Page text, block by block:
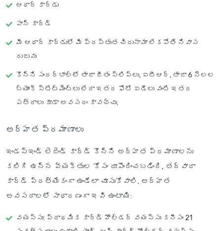
ఆధార్ కార్డు
పాన్ కార్డ్
మీ ఆధార్ కార్డులో మీ ప్రస్తుత చిరునామా లేకపోతే నివాస
రుజువు
కొన్ని సందర్భాల్లో తాజా జీతం స్లిప్‌లు, ఐటీఆర్, తాజా 6 నెలల
బ్యాంక్ స్టేట్‌మెంట్‌లు లేదా ఇతర ఫోటో ఐడీలు వంటి ఇతర
పత్రాలు కూడా అవసరం కావచ్చు.
అర్హత ప్రమాణాలు
ఇండస్ఇండ్ లెజెండ్ కార్డ్ కొన్ని అర్హత ప్రమాణాలను
కలిగి ఉన్న వ్యక్తుల కోసం రూపొందించబడింది, తద్వారా
కార్డ్ ప్రత్యేకంగా ఉండేలా చూసుకోవాలి. అర్హత
అవసరాలలో సాధారణంగా ఇవి ఉంటాయి:
వయస్సు: ప్రాథమిక కార్డ్ హోల్డర్ వయస్సు కనీసం 21